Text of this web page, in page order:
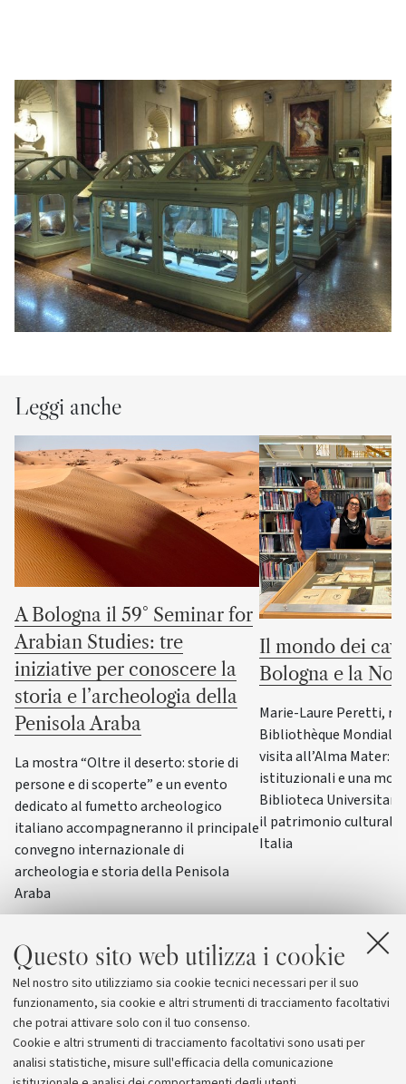
Questo sito web utilizza i cookie
Nel nostro sito utilizziamo sia cookie tecnici necessari per il suo
funzionamento, sia cookie e altri strumenti di tracciamento facoltativi
che potrai attivare solo con il tuo consenso.
Cookie e altri strumenti di tracciamento facoltativi sono usati per
analisi statistiche, misure sull'efficacia della comunicazione
Leggi anche
A Bologna il 59° Seminar for
Arabian Studies: tre
iniziative per conoscere la
storia e l’archeologia della
Penisola Araba
La mostra “Oltre il deserto: storie di
persone e di scoperte” e un evento
dedicato al fumetto archeologico
italiano accompagneranno il principale
convegno internazionale di
archeologia e storia della Penisola
Araba
Il mondo dei
Bologna e la
Marie-Laure Peretti,
Bibliothèque Mondiale
visita all’Alma Mater:
istituzionali e una
Biblioteca
il patrimonio culturale
Italia